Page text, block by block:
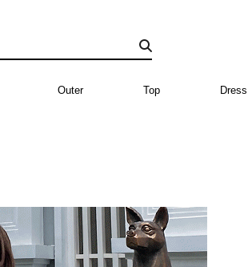
Outer Top Dress